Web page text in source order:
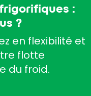
:
?
en flexibilité et
flotte
du froid.